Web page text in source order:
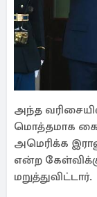
அந்த
மொத்தமாக
அமெரிக்க
என்ற
மறுத்துவிட்டார்.